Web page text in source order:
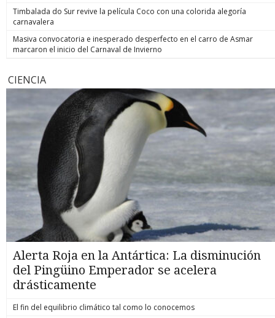
Timbalada do Sur revive la película Coco con una colorida alegoría
carnavalera
Masiva convocatoria e inesperado desperfecto en el carro de Asmar
marcaron el inicio del Carnaval de Invierno
CIENCIA
Alerta Roja en la Antártica: La disminución
del Pingüino Emperador se acelera
drásticamente
El fin del equilibrio climático tal como lo conocemos